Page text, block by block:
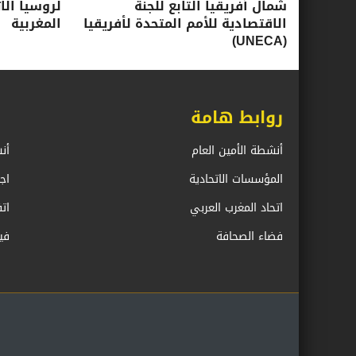
شمال أفريقيا التابع للجنة
الاقتصادية للأمم المتحدة لأفريقيا
(UNECA)
لروسيا
المغربية
روابط هامة
أنشطة الأمين العام
المؤسسات الاتحادية
اتحاد المغرب العربي
فضاء الصحافة